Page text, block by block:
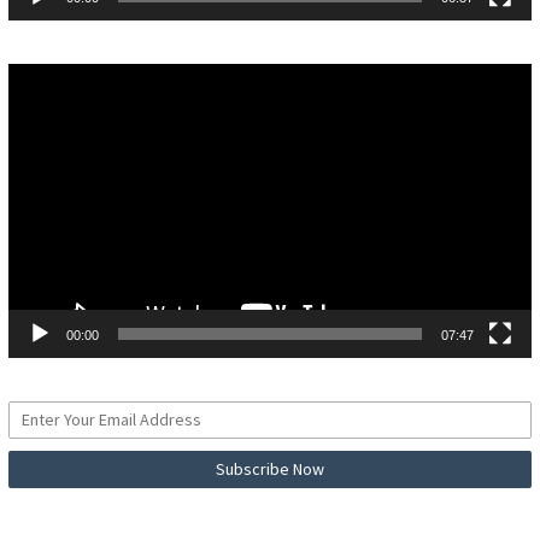
00:00 07:47